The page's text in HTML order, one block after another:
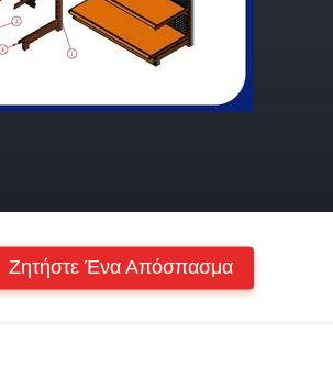
Ζητήστε Ένα Απόσπασμα